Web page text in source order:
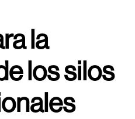
la
los silos